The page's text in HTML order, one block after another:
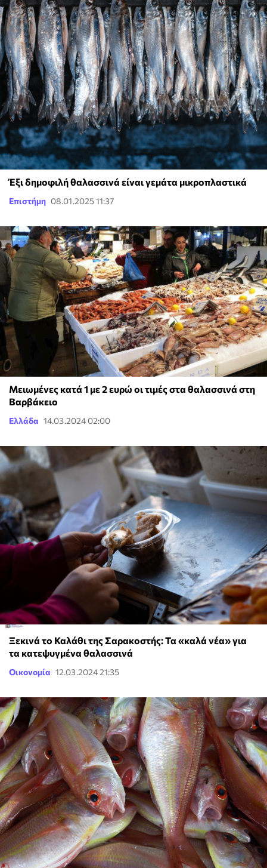
Έξι δημοφιλή θαλασσινά είναι γεμάτα μικροπλαστικά
Επιστήμη 08.01.2025 11:37
Μειωμένες κατά 1 με 2 ευρώ οι τιμές στα θαλασσινά στη
Βαρβάκειο
Ελλάδα 14.03.2024 02:00
Ξεκινά το Καλάθι της Σαρακοστής: Τα «καλά νέα» για
τα κατεψυγμένα θαλασσινά
Οικονομία 12.03.2024 21:35